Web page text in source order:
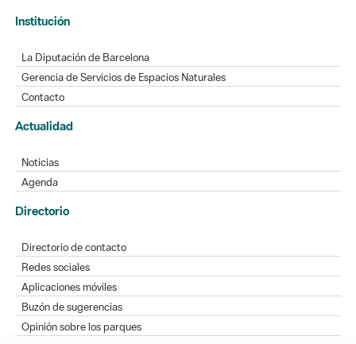
Institución
La Diputación de Barcelona
Gerencia de Servicios de Espacios Naturales
Contacto
Actualidad
Noticias
Agenda
Directorio
Directorio de contacto
Redes sociales
Aplicaciones móviles
Buzón de sugerencias
Opinión sobre los parques